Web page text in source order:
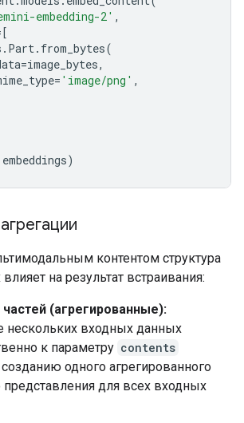
embedding-2' ,
[
. Part. from_bytes(
=image_bytes,
= 'image/png' ,
embeddings)
контентом структура
на результат встраивания:
(агрегированные):
нескольких входных данных
к параметру contents
одного агрегированного
представления для всех входных